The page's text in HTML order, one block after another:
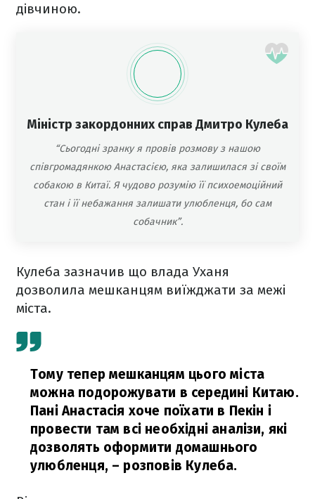
дівчиною.
Міністр закордонних справ Дмитро Кулеба
“Сьогодні зранку я провів розмову з нашою
співгромадянкою Анастасією, яка залишилася зі своїм
собакою в Китаї. Я чудово розумію її психоемоційний
стан і її небажання залишати улюбленця, бо сам
собачник”.
Кулеба зазначив що влада Уханя
дозволила мешканцям виїжджати за межі
міста.
Тому тепер мешканцям цього міста
можна подорожувати в середині Китаю.
Пані Анастасія хоче поїхати в Пекін і
провести там всі необхідні аналізи, які
дозволять оформити домашнього
улюбленця, – розповів Кулеба.